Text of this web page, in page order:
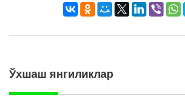
Ўхшаш янгиликлар